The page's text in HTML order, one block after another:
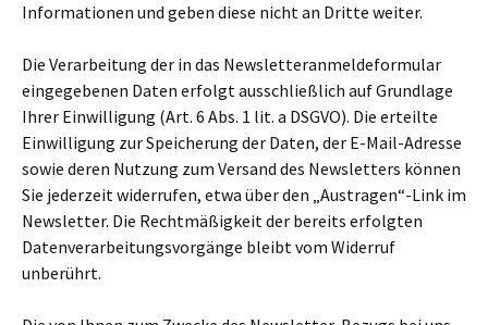
Informationen und geben diese nicht an Dritte weiter.
Die Verarbeitung der in das Newsletteranmeldeformular
eingegebenen Daten erfolgt ausschließlich auf Grundlage
Ihrer Einwilligung (Art. 6 Abs. 1 lit. a DSGVO). Die erteilte
Einwilligung zur Speicherung der Daten, der E-Mail-Adresse
sowie deren Nutzung zum Versand des Newsletters können
Sie jederzeit widerrufen, etwa über den „Austragen“-Link im
Newsletter. Die Rechtmäßigkeit der bereits erfolgten
Datenverarbeitungsvorgänge bleibt vom Widerruf
unberührt.